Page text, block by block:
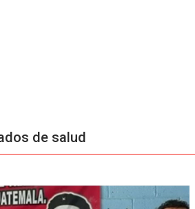
de salud